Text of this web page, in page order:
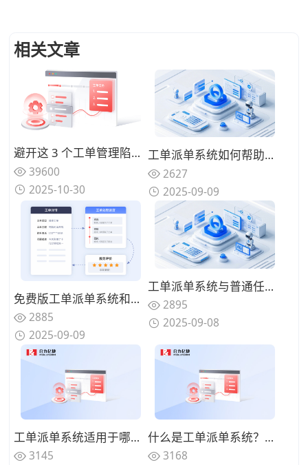
相关文章
避开这 3 个工单管理陷阱：指南助你省预算并提升服务质量
39600
2025-10-30
工单派单系统如何帮助企业实现"工单闭环管理"？关键环节是什么？
2627
2025-09-09
免费版工单派单系统和付费版的功能差异有哪些？企业该怎么选？
2885
2025-09-09
工单派单系统与普通任务管理工具的区别是什么？
2895
2025-09-08
工单派单系统适用于哪些行业？典型应用场景是什么？
3145
什么是工单派单系统？核心功能有哪些？
3168